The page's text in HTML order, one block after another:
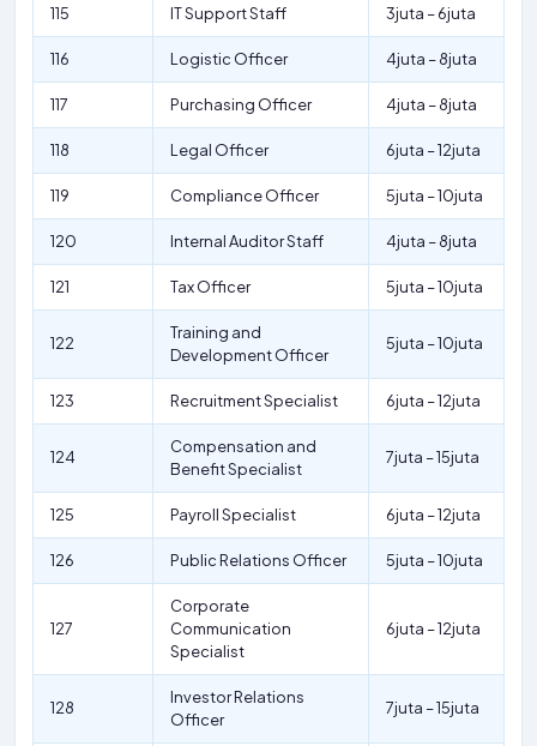
115 IT Support Staff 3juta – 6juta
116 Logistic Officer 4juta – 8juta
117 Purchasing Officer 4juta – 8juta
118 Legal Officer 6juta – 12juta
119 Compliance Officer 5juta – 10juta
120 Internal Auditor Staff 4juta – 8juta
121 Tax Officer 5juta – 10juta
122
Training and
Development Officer
5juta – 10juta
123 Recruitment Specialist 6juta – 12juta
124
Compensation and
Benefit Specialist
7juta – 15juta
125 Payroll Specialist 6juta – 12juta
126 Public Relations Officer 5juta – 10juta
127
Corporate
Communication
Specialist
6juta – 12juta
128
Investor Relations
Officer
7juta – 15juta